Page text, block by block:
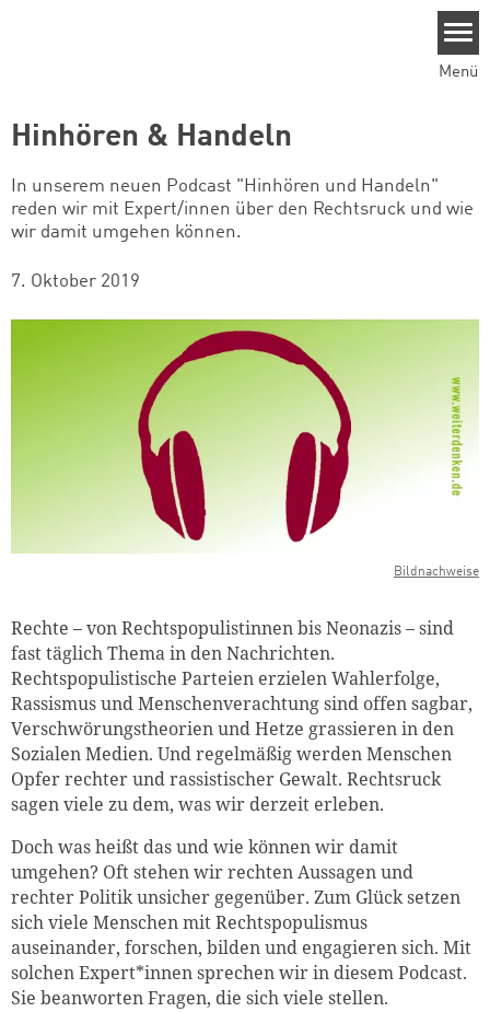
Menü
Hinhören & Handeln
In unserem neuen Podcast "Hinhören und Handeln"
reden wir mit Expert/innen über den Rechtsruck und wie
wir damit umgehen können.
7. Oktober 2019
Bildnachweise
Rechte – von Rechtspopulistinnen bis Neonazis – sind
fast täglich Thema in den Nachrichten.
Rechtspopulistische Parteien erzielen Wahlerfolge,
Rassismus und Menschenverachtung sind offen sagbar,
Verschwörungstheorien und Hetze grassieren in den
Sozialen Medien. Und regelmäßig werden Menschen
Opfer rechter und rassistischer Gewalt. Rechtsruck
sagen viele zu dem, was wir derzeit erleben.
Doch was heißt das und wie können wir damit
umgehen? Oft stehen wir rechten Aussagen und
rechter Politik unsicher gegenüber. Zum Glück setzen
sich viele Menschen mit Rechtspopulismus
auseinander, forschen, bilden und engagieren sich. Mit
solchen Expert*innen sprechen wir in diesem Podcast.
Sie beanworten Fragen, die sich viele stellen.